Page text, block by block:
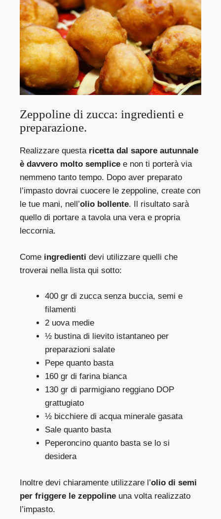
Zeppoline di zucca: ingredienti e
preparazione.
Realizzare questa ricetta dal sapore autunnale
è davvero molto semplice e non ti porterà via
nemmeno tanto tempo. Dopo aver preparato
l’impasto dovrai cuocere le zeppoline, create con
le tue mani, nell’olio bollente. Il risultato sarà
quello di portare a tavola una vera e propria
leccornia.
Come ingredienti devi utilizzare quelli che
troverai nella lista qui sotto:
400 gr di zucca senza buccia, semi e
filamenti
2 uova medie
½ bustina di lievito istantaneo per
preparazioni salate
Pepe quanto basta
160 gr di farina bianca
130 gr di parmigiano reggiano DOP
grattugiato
½ bicchiere di acqua minerale gasata
Sale quanto basta
Peperoncino quanto basta se lo si
desidera
Inoltre devi chiaramente utilizzare l’olio di semi
per friggere le zeppoline una volta realizzato
l’impasto.